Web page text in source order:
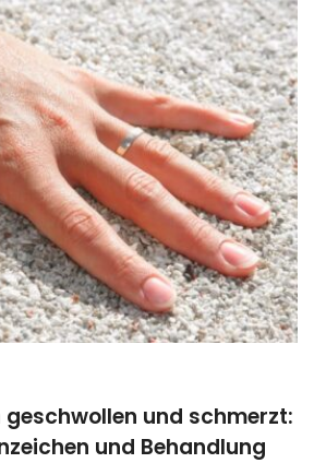
und schmerzt:
und Behandlung